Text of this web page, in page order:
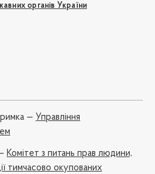
органів України
— Управління
Комітет з питань прав людини,
тимчасово окупованих